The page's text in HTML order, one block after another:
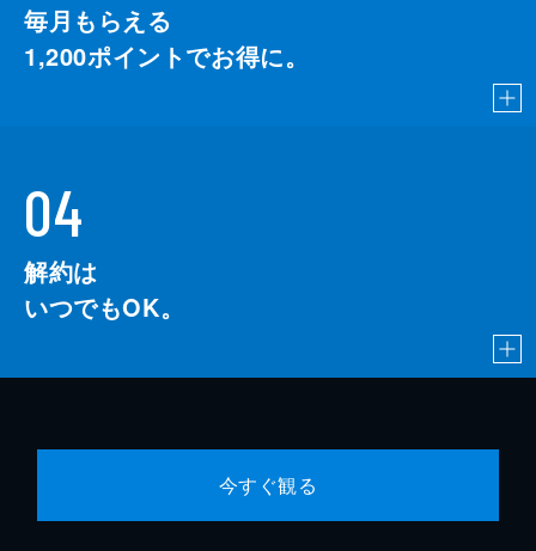
毎月もらえる
1,200ポイントでお得に。
04
解約は
いつでもOK。
今すぐ観る